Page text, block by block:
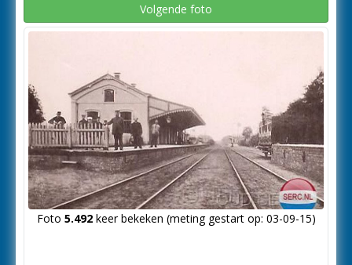
Volgende foto
Foto 5.492keer bekeken (meting gestart op: 03-09-15)